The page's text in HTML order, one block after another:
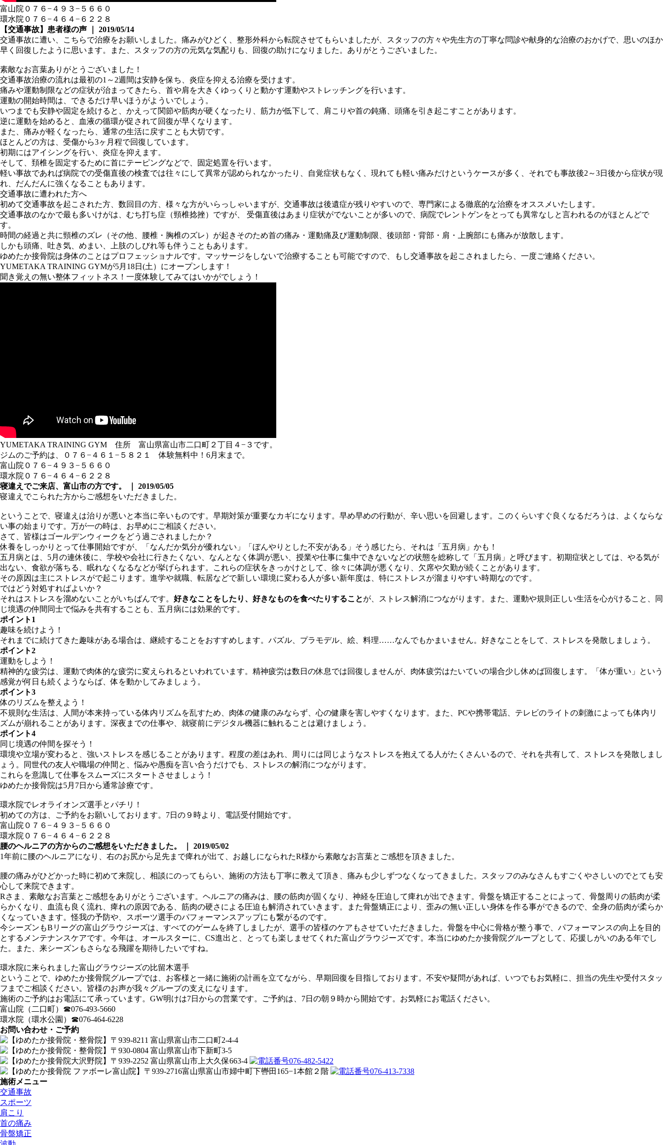
富山院０７６−４９３−５６６０
環水院０７６−４６４−６２２８
【交通事故】患者様の声 ｜ 2019/05/14
交通事故に遭い、こちらで治療をお願いしました。痛みがひどく、整形外科から転院させてもらいましたが、スタッフの方々や先生方の丁寧な問診や献身的な治療のおかげで、思いのほか
早く回復したように思います。また、スタッフの方の元気な気配りも、回復の助けになりました。ありがとうございました。
素敵なお言葉ありがとうございました！
交通事故治療の流れは最初の1～2週間は安静を保ち、炎症を抑える治療を受けます。
痛みや運動制限などの症状が治まってきたら、首や肩を大きくゆっくりと動かす運動やストレッチングを行います。
運動の開始時間は、できるだけ早いほうがよういでしょう。
いつまでも安静や固定を続けると、かえって関節や筋肉が硬くなったり、筋力が低下して、肩こりや首の鈍痛、頭痛を引き起こすことがあります。
逆に運動を始めると、血液の循環が促されて回復が早くなります。
また、痛みが軽くなったら、通常の生活に戻すことも大切です。
ほとんどの方は、受傷から3ヶ月程で回復しています。
初期にはアイシングを行い、炎症を抑えます。
そして、頚椎を固定するために首にテーピングなどで、固定処置を行います。
軽い事故であれば病院での受傷直後の検査では往々にして異常が認められなかったり、自覚症状もなく、現れても軽い痛みだけというケースが多く、それでも事故後2～3日後から症状が現
れ、だんだんに強くなることもあります。
交通事故に遭われた方へ
初めて交通事故を起こされた方、数回目の方、様々な方がいらっしゃいますが、交通事故は後遺症が残りやすいので、専門家による徹底的な治療をオススメいたします。
交通事故のなかで最も多いけがは、むち打ち症（頸椎捻挫）ですが、 受傷直後はあまり症状がでないことが多いので、病院でレントゲンをとっても異常なしと言われるのがほとんどで
す。
時間の経過と共に頸椎のズレ（その他、腰椎・胸椎のズレ）が起きそのため首の痛み・運動痛及び運動制限、後頭部・背部・肩・上腕部にも痛みが放散します。
しかも頭痛、吐き気、めまい、上肢のしびれ等も伴うこともあります。
ゆめたか接骨院は身体のことはプロフェッショナルです。マッサージをしないで治療することも可能ですので、もし交通事故を起こされましたら、一度ご連絡ください。
YUMETAKA TRAINING GYMが5月18日(土）にオープンします！
聞き覚えの無い整体フィットネス！一度体験してみてはいかがでしょう！
YUMETAKA TRAINING GYM 住所 富山県富山市二口町２丁目４−３です。
ジムのご予約は、０７６−４６１−５８２１ 体験無料中！6月末まで。
富山院０７６−４９３−５６６０
環水院０７６−４６４−６２２８
寝違えでご来店、富山市の方です。 ｜ 2019/05/05
寝違えでこられた方からご感想をいただきました。
ということで、寝違えは治りが悪いと本当に辛いものです。早期対策が重要なカギになります。早め早めの行動が、辛い思いを回避します。このくらいすぐ良くなるだろうは、よくならな
い事の始まりです。万が一の時は、お早めにご相談ください。
さて、皆様はゴールデンウィークをどう過ごされましたか？
休養をしっかりとって仕事開始ですが、「なんだか気分が優れない」「ぼんやりとした不安がある」そう感じたら、それは「五月病」かも！
五月病とは、5月の連休後に、学校や会社に行きたくない、なんとなく体調が悪い、授業や仕事に集中できないなどの状態を総称して「五月病」と呼びます。初期症状としては、やる気が
出ない、食欲が落ちる、眠れなくなるなどが挙げられます。これらの症状をきっかけとして、徐々に体調が悪くなり、欠席や欠勤が続くことがあります。
その原因は主にストレスがで起こります。進学や就職、転居などで新しい環境に変わる人が多い新年度は、特にストレスが溜まりやすい時期なのです。
ではどう対処すればよいか？
それはストレスを溜めないことがいちばんです。 好きなことをしたり、好きなものを食べたりすることが、ストレス解消につながります。また、運動や規則正しい生活を心がけること、同
じ境遇の仲間同士で悩みを共有することも、五月病には効果的です。
ポイント1
趣味を続けよう！
それまでに続けてきた趣味がある場合は、継続することをおすすめします。パズル、プラモデル、絵、料理……なんでもかまいません。好きなことをして、ストレスを発散しましょう。
ポイント2
運動をしよう！
精神的な疲労は、運動で肉体的な疲労に変えられるといわれています。精神疲労は数日の休息では回復しませんが、肉体疲労はたいていの場合少し休めば回復します。「体が重い」という
感覚が何日も続くようならば、体を動かしてみましょう。
ポイント3
体のリズムを整えよう！
不規則な生活は、人間が本来持っている体内リズムを乱すため、肉体の健康のみならず、心の健康を害しやすくなります。また、PCや携帯電話、テレビのライトの刺激によっても体内リ
ズムが崩れることがあります。深夜までの仕事や、就寝前にデジタル機器に触れることは避けましょう。
ポイント4
同じ境遇の仲間を探そう！
環境や立場が変わると、強いストレスを感じることがあります。程度の差はあれ、周りには同じようなストレスを抱えてる人がたくさんいるので、それを共有して、ストレスを発散しまし
ょう。同世代の友人や職場の仲間と、悩みや愚痴を言い合うだけでも、ストレスの解消につながります。
これらを意識して仕事をスムーズにスタートさせましょう！
ゆめたか接骨院は5月7日から通常診療です。
環水院でレオライオンズ選手とパチリ！
初めての方は、ご予約をお願いしております。7日の９時より、電話受付開始です。
富山院０７６−４９３−５６６０
環水院０７６−４６４−６２２８
腰のヘルニアの方からのご感想をいただきました。 ｜ 2019/05/02
1年前に腰のヘルニアになり、右のお尻から足先まで痺れが出て、お越しになられたR様から素敵なお言葉とご感想を頂きました。
腰の痛みがひどかった時に初めて来院し、相談にのってもらい、施術の方法も丁寧に教えて頂き、痛みも少しずつなくなってきました。スタッフのみなさんもすごくやさしいのでとても安
心して来院できます。
Rさま、素敵なお言葉とご感想をありがとうございます。ヘルニアの痛みは、腰の筋肉が固くなり、神経を圧迫して痺れが出できます。骨盤を矯正することによって、骨盤周りの筋肉が柔
らかくなり、血流も良く流れ、痺れの原因である、筋肉の硬さによる圧迫も解消されていきます。また骨盤矯正により、歪みの無い正しい身体を作る事ができるので、全身の筋肉が柔らか
くなっていきます。怪我の予防や、スポーツ選手のパフォーマンスアップにも繋がるのです。
今シーズンもBリーグの富山グラウジーズは、すべてのゲームを終了しましたが、選手の皆様のケアもさせていただきました。骨盤を中心に骨格が整う事で、パフォーマンスの向上を目的
とするメンテナンスケアです。今年は、オールスターに、CS進出と、とっても楽しませてくれた富山グラウジーズです。本当にゆめたか接骨院グループとして、応援しがいのある年でし
た。また、来シーズンもさらなる飛躍を期待したいですね。
環水院に来られました富山グラウジーズの比留木選手
ということで、ゆめたか接骨院グループでは、お客様と一緒に施術の計画を立てながら、早期回復を目指しております。不安や疑問があれば、いつでもお気軽に、担当の先生や受付スタッ
フまでご相談ください。皆様のお声が我々グループの支えになります。
施術のご予約はお電話にて承っています。GW明けは7日からの営業です。ご予約は、7日の朝９時から開始です。お気軽にお電話ください。
富山院（二口町）☎︎076-493-5660
環水院（環水公園）☎︎076-464-6228
お問い合わせ・ご予約
施術メニュー
交通事故
スポーツ
肩こり
首の痛み
骨盤矯正